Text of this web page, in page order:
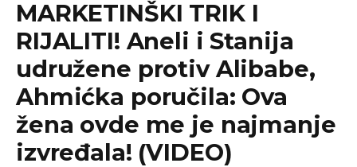
MARKETINŠKI TRIK I
RIJALITI! Aneli i Stanija
udružene protiv Alibabe,
Ahmićka poručila: Ova
žena ovde me je najmanje
izvređala! (VIDEO)